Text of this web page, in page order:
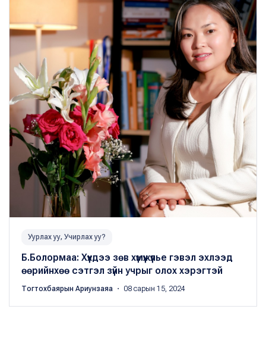
Уурлах уу, Учирлах уу?
Б.Болормаа: Хүүхдээ зөв хүмүүжүүлье гэвэл эхлээд
өөрийнхөө сэтгэл зүйн учрыг олох хэрэгтэй
Тогтохбаярын Ариунзаяа ・ 08 сарын 15, 2024